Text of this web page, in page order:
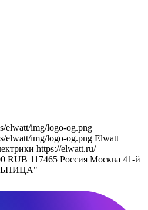
elwatt/img/logo-og.png
elwatt/img/logo-og.png Elwatt
https://elwatt.ru/
RUB 117465 Россия Москва 41-й